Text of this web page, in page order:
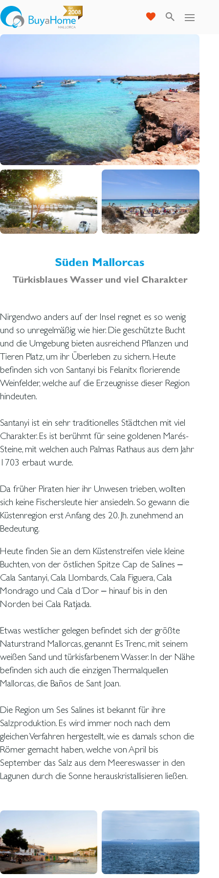
Süden Mallorcas
Türkisblaues Wasser und viel Charakter
Nirgendwo anders auf der Insel regnet es so wenig
und so unregelmäßig wie hier. Die geschützte Bucht
und die Umgebung bieten ausreichend Pflanzen und
Tieren Platz, um ihr Überleben zu sichern. Heute
befinden sich von Santanyi bis Felanitx florierende
Weinfelder, welche auf die Erzeugnisse dieser Region
hindeuten.
Santanyi ist ein sehr traditionelles Städtchen mit viel
Charakter. Es ist berühmt für seine goldenen Marés-
Steine, mit welchen auch Palmas Rathaus aus dem Jahr
1703 erbaut wurde.
Da früher Piraten hier ihr Unwesen trieben, wollten
sich keine Fischersleute hier ansiedeln. So gewann die
Küstenregion erst Anfang des 20. Jh. zunehmend an
Bedeutung.
Heute finden Sie an dem Küstenstreifen viele kleine
Buchten, von der östlichen Spitze Cap de Salines –
Cala Santanyi, Cala Llombards, Cala Figuera, Cala
Mondrago und Cala d´Dor – hinauf bis in den
Norden bei Cala Ratjada.
Etwas westlicher gelegen befindet sich der größte
Naturstrand Mallorcas, genannt Es Trenc, mit seinem
weißen Sand und türkisfarbenem Wasser. In der Nähe
befinden sich auch die einzigen Thermalquellen
Mallorcas, die Baños de Sant Joan.
Die Region um Ses Salines ist bekannt für ihre
Salzproduktion. Es wird immer noch nach dem
gleichen Verfahren hergestellt, wie es damals schon die
Römer gemacht haben, welche von April bis
September das Salz aus dem Meereswasser in den
Lagunen durch die Sonne herauskristallisieren ließen.